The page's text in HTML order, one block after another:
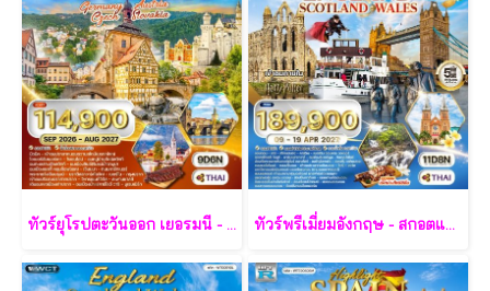
ทัวร์ยุโรปตะวันออก เยอรมนี - ออสเตรีย - เช็ก - สโลวาเกีย - ฮังการี 9 วัน - TG ทัวร์พรีเมี่ยมอังกฤษ - สกอตแลนด์ -เวลล์ 11 วัน - TG